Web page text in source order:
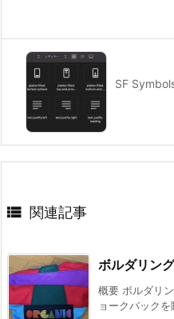
SF
 関連記事
ボルダリン
概要 ボルダリ
ョークバック